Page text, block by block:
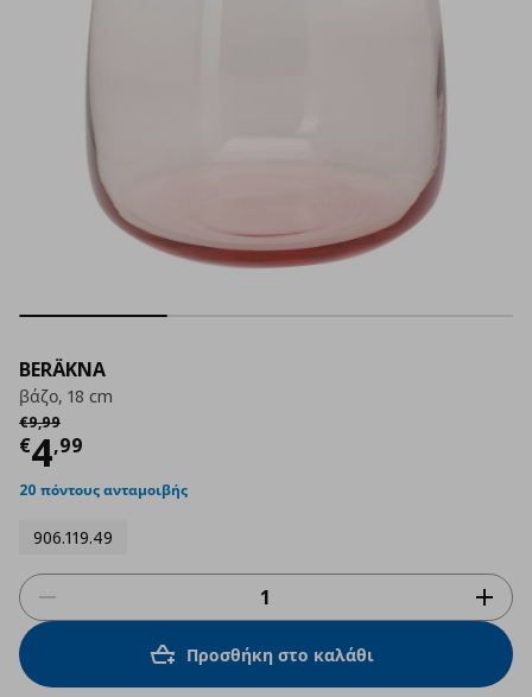
BERÄKNA
βάζο, 18 cm
€9,99
Αρχική τιμή
€4,99
Τρέχουσα τιμή
20 πόντους ανταμοιβής
906.119.49
Προσθήκη στο καλάθι